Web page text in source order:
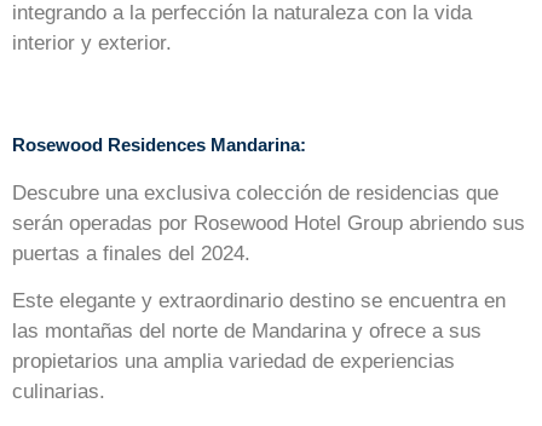
integrando a la perfección la naturaleza con la vida
interior y exterior.
Rosewood Residences Mandarina:
Descubre una exclusiva colección de residencias que
serán operadas por Rosewood Hotel Group abriendo sus
puertas a finales del 2024.
Este elegante y extraordinario destino se encuentra en
las montañas del norte de Mandarina y ofrece a sus
propietarios una amplia variedad de experiencias
culinarias.